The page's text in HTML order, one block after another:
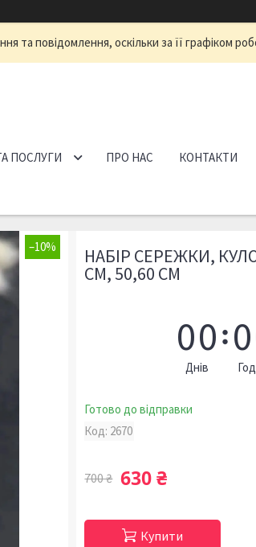
та повідомлення, оскільки за її графіком
ПОСЛУГИ ПРО НАС КОНТАКТИ
–10% НАБІР СЕРЕЖКИ,
СМ, 50,60 СМ
00
Днів
0
Готово до відправки
Код: 2670
700 ₴ 630 ₴
Купити